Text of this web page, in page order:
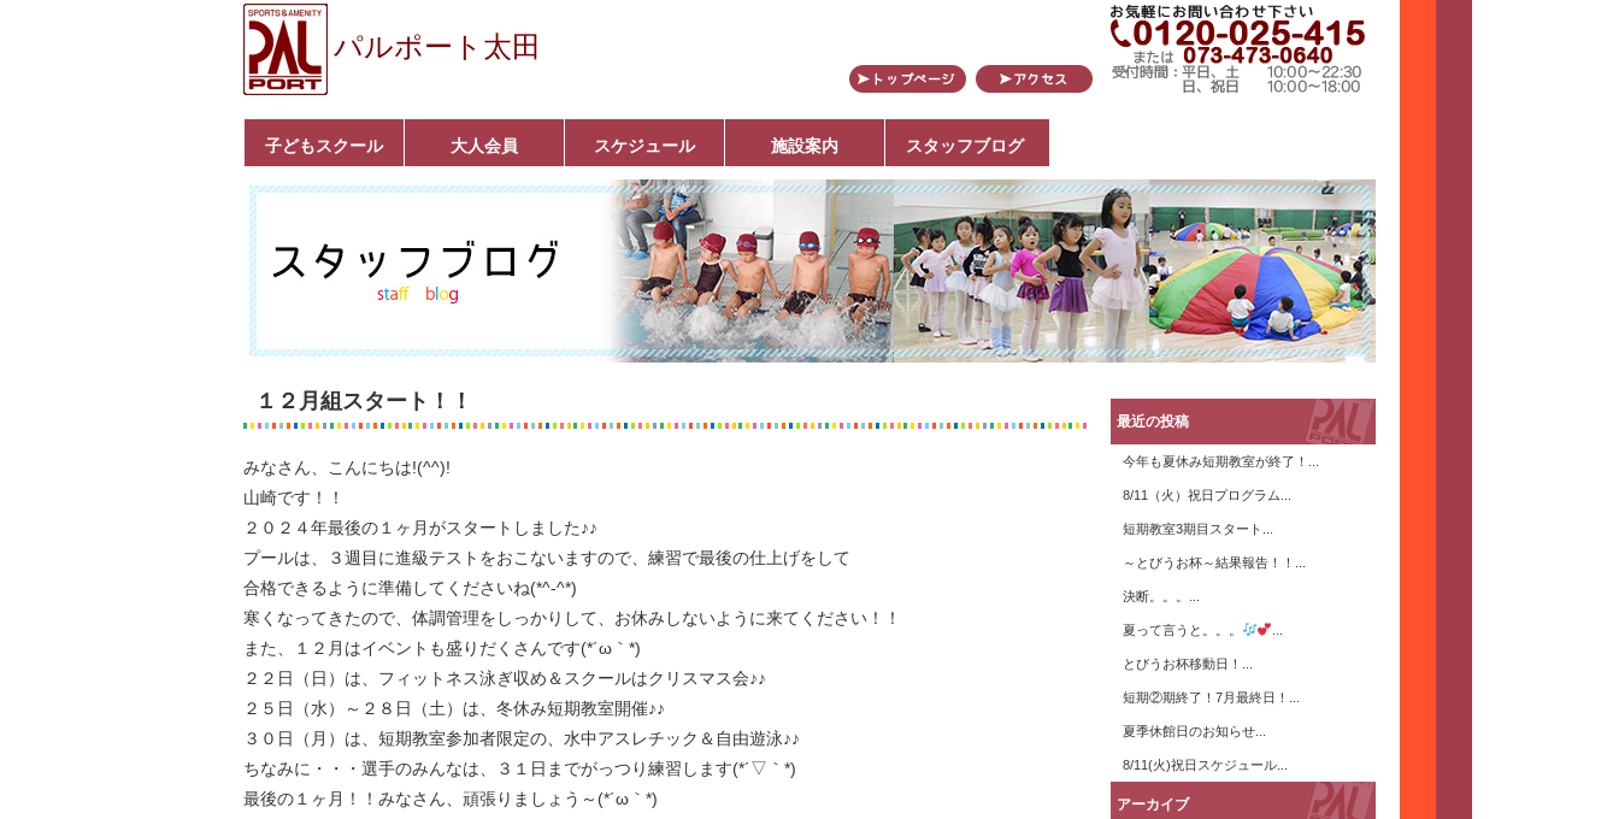
パルポート太田
子どもスクール
ベビーコース
幼児コース
小学生コース
育成コース
選手コース
キッズパーク(体操教
室)
クラシックバレエ
ボルダリング
■入会案内
大人会員
いきいきコース
トライアスロン
フィットネス
■入会案内
スケジュール 施設案内 スタッフブログ
１２月組スタート！！
みなさん、こんにちは!(^^)!
山崎です！！
２０２４年最後の１ヶ月がスタートしました♪♪
プールは、３週目に進級テストをおこないますので、練習で最後の仕上げをして
合格できるように準備してくださいね(*^-^*)
寒くなってきたので、体調管理をしっかりして、お休みしないように来てください！！
また、１２月はイベントも盛りだくさんです(*´ω｀*)
２２日（日）は、フィットネス泳ぎ収め＆スクールはクリスマス会♪♪
２５日（水）～２８日（土）は、冬休み短期教室開催♪♪
３０日（月）は、短期教室参加者限定の、水中アスレチック＆自由遊泳♪♪
ちなみに・・・選手のみんなは、３１日までがっつり練習します(*´▽｀*)
最後の１ヶ月！！みなさん、頑張りましょう～(*´ω｀*)
最近の投稿
今年も夏休み短期教室が終了！...
8/11（火）祝日プログラム...
短期教室3期目スタート...
～とびうお杯～結果報告！！...
決断。。。...
夏って言うと。。。
とびうお杯移動日！...
短期②期終了！7月最終日！...
夏季休館日のお知らせ...
8/11(火)祝日スケジュール...
アーカイブ